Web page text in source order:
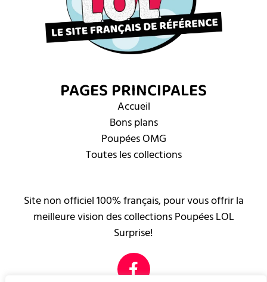
PAGES PRINCIPALES
Accueil
Bons plans
Poupées OMG
Toutes les collections
Site non officiel 100% français, pour vous offrir la
meilleure vision des collections Poupées LOL
Surprise!